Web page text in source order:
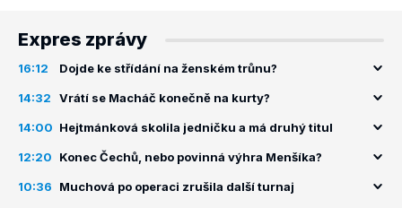
Expres zprávy
16:12 Dojde ke střídání na ženském trůnu?
14:32 Vrátí se Macháč konečně na kurty?
14:00 Hejtmánková skolila jedničku a má druhý titul
12:20 Konec Čechů, nebo povinná výhra Menšíka?
10:36 Muchová po operaci zrušila další turnaj